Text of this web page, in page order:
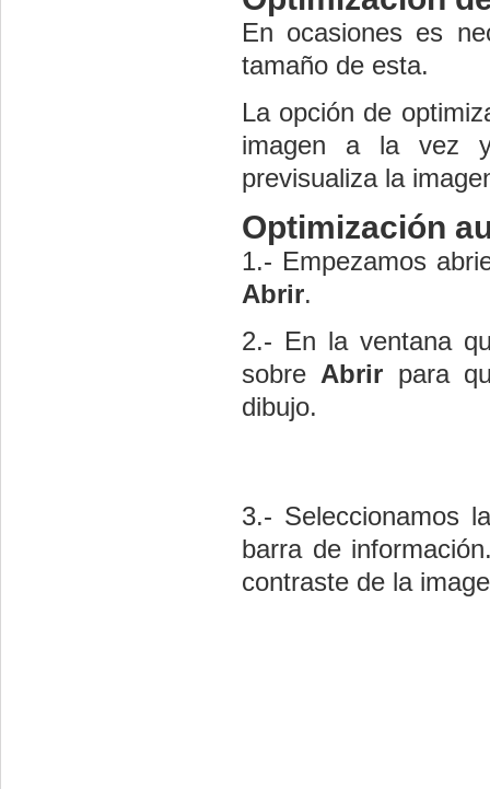
En ocasiones es
tamaño de esta.
La opción de
imagen a la vez y
previsualiza la
Optimización
1.- Empezamos
Abrir.
2.- En la ventana
sobre Abrir para
dibujo.
3.- Seleccionamos
barra de
contraste de la